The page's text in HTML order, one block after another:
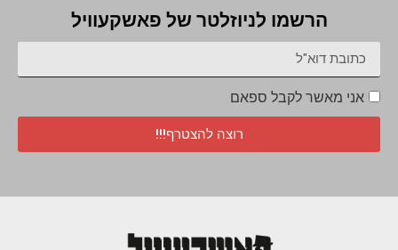
הרשמו לניוזלטר של פאשקעוויל
אני מאשר לקבל ספאם
רוצה להצטרף!!!